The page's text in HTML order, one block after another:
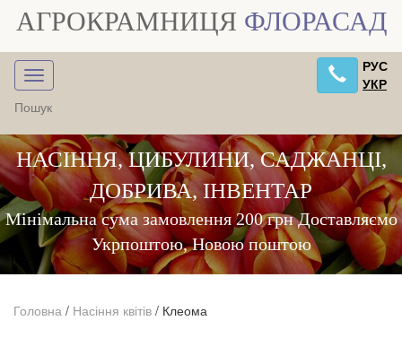
АГРОКРАМНИЦЯ ФЛОРАСАД
РУС
УКР
НАСІННЯ, ЦИБУЛИНИ, САДЖАНЦІ,
ДОБРИВА, ІНВЕНТАР
Мінімальна сума замовлення 200 грн Доставляємо
Укрпоштою, Новою поштою
Головна / Насіння квітів / Клеома